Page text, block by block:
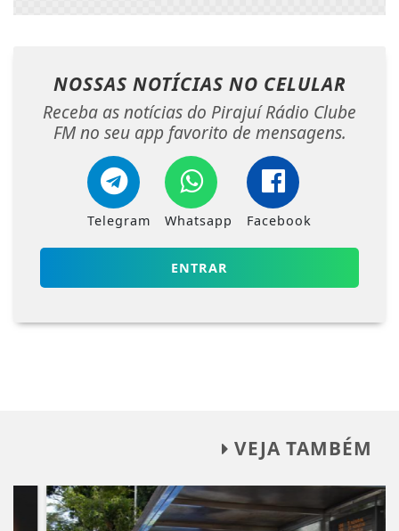
NOSSAS NOTÍCIAS NO CELULAR
Receba as notícias do Pirajuí Rádio Clube
FM no seu app favorito de mensagens.
Telegram Whatsapp Facebook
ENTRAR
VEJA TAMBÉM